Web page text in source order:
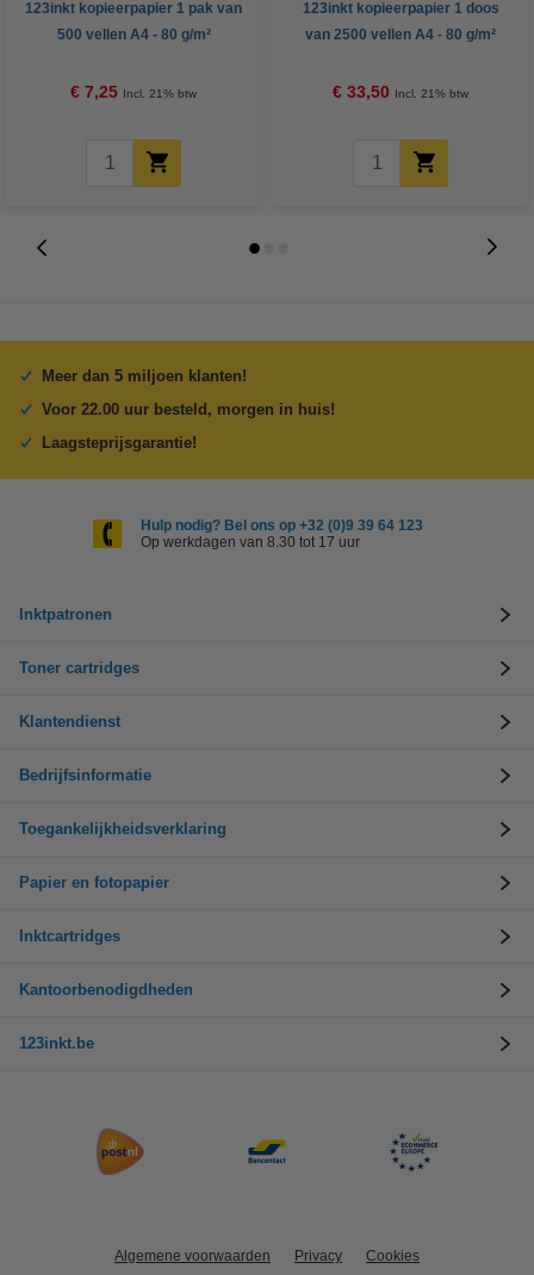
123inkt kopieerpapier 1 pak van
500 vellen A4 - 80 g/m²
€ 7,25 Incl. 21% btw
123inkt kopieerpapier 1 doos
van 2500 vellen A4 - 80 g/m²
€ 33,50 Incl. 21% btw
Meer dan 5 miljoen klanten!
Voor 22.00 uur besteld, morgen in huis!
Laagsteprijsgarantie!
Hulp nodig? Bel ons op +32 (0)9 39 64 123
Op werkdagen van 8.30 tot 17 uur
Inktpatronen
Toner cartridges
Klantendienst
Bedrijfsinformatie
Toegankelijkheidsverklaring
Papier en fotopapier
Inktcartridges
Kantoorbenodigdheden
123inkt.be
Algemene voorwaarden Privacy Cookies